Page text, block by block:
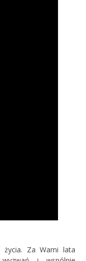
życia. Za Wami lata